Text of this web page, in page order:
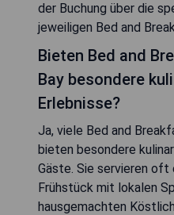
der Buchung über die
jeweiligen Bed and
Bieten Bed and
Bay besondere
Erlebnisse?
Ja, viele Bed and
bieten besondere
Gäste. Sie servieren
Frühstück mit lokalen
hausgemachten